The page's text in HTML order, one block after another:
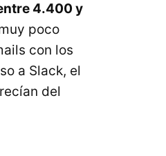
4.400 y
poco
con los
a Slack, el
del